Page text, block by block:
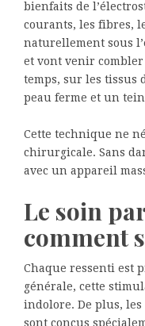
bienfaits de
courants, les fibres,
naturellement sous
et vont venir
temps, sur les tissus
peau ferme et un
Cette technique ne
chirurgicale. Sans
avec un appareil
Le soin
comment
Chaque ressenti est
générale, cette
indolore. De plus,
sont conçus